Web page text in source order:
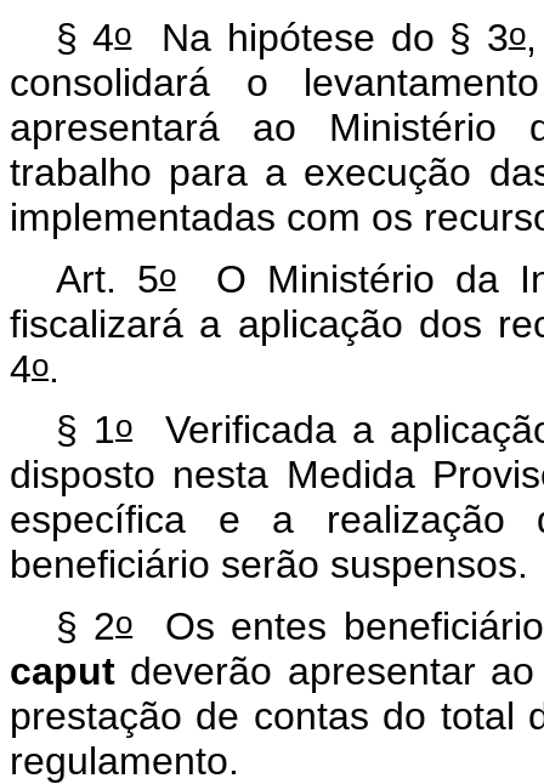
§ 4oNa hipótese do § 3o
consolidará o
apresentará ao Ministério
trabalho para a execução
implementadas com os
Art. 5oO Ministério da
fiscalizará a aplicação dos
4o.
§ 1o
Verificada a
disposto nesta Medida
específica e a realização
beneficiário serão suspensos.
§ 2oOs entes
caput deverão apresentar
prestação de contas do total
regulamento.